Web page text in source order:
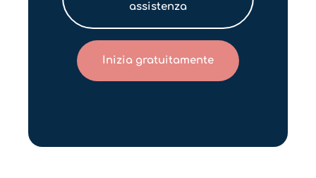
assistenza
Inizia gratuitamente